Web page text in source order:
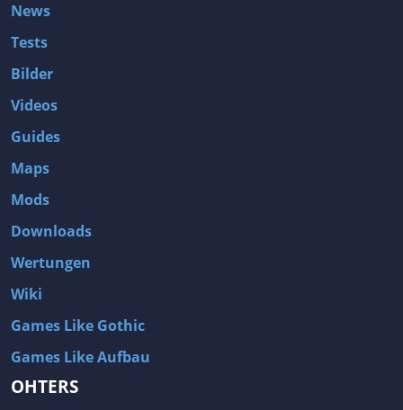
News
Tests
Bilder
Videos
Guides
Maps
Mods
Downloads
Wertungen
Wiki
Games Like Gothic
Games Like Aufbau
OHTERS